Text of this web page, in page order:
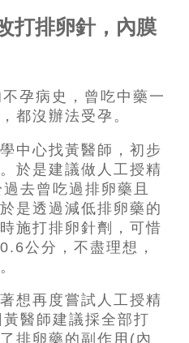
打排卵針，內膜
孕病史，曾吃中藥一
都沒辦法受孕。
中心找黃醫師，初步
於是建議做人工授精
去曾吃過排卵藥且
是透過減低排卵藥的
施打排卵針劑，可惜
公分，不盡理想，
想再度嘗試人工授精
醫師建議採全部打
排卵藥的副作用(內